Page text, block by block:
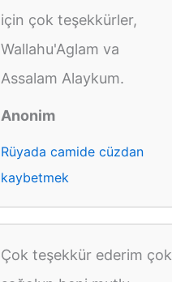
için çok teşekkürler,
Wallahu'Aglam va
Assalam Alaykum.
Anonim
Rüyada camide cüzdan
kaybetmek
Çok teşekkür ederim çok